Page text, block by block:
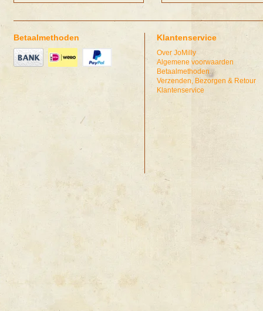
Betaalmethoden Klantenservice
Over JoMilly
Algemene voorwaarden
Betaalmethoden
Verzenden, Bezorgen & Retour
Klantenservice